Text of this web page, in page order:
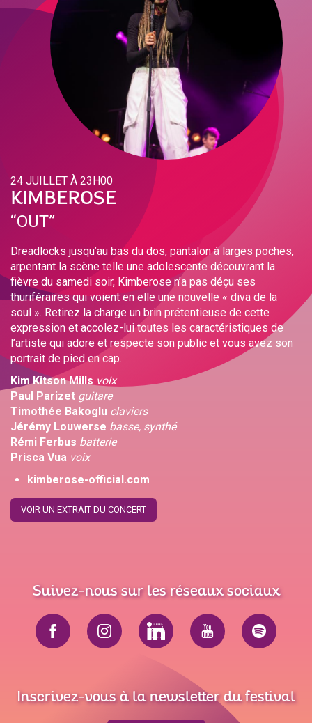
24 JUILLET À 23H00
KIMBEROSE
‘‘OUT’’
Dreadlocks jusqu’au bas du dos, pantalon à larges poches,
arpentant la scène telle une adolescente découvrant la
fièvre du samedi soir, Kimberose n’a pas déçu ses
thuriféraires qui voient en elle une nouvelle « diva de la
soul ». Retirez la charge un brin prétentieuse de cette
expression et accolez-lui toutes les caractéristiques de
l’artiste qui adore et respecte son public et vous avez son
portrait de pied en cap.
Kim Kitson Mills voix
Paul Parizet guitare
Timothée Bakoglu claviers
Jérémy Louwerse basse, synthé
Rémi Ferbus batterie
Prisca Vua voix
kimberose-official.com
VOIR UN EXTRAIT DU CONCERT
Suivez-nous sur les réseaux sociaux
Inscrivez-vous à la newsletter du festival